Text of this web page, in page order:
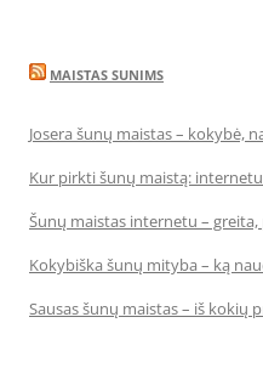
MAISTAS SUNIMS
Josera šunų maistas – kokybė,
Kur pirkti šunų maistą:
Šunų maistas internetu –
Kokybiška šunų mityba – ką
Sausas šunų maistas – iš kokių